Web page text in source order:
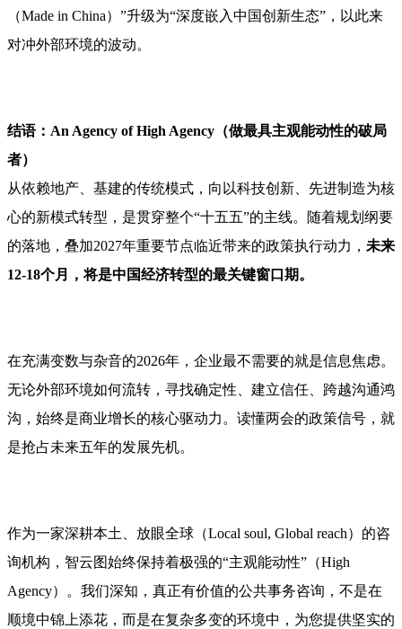
（Made in China）”升级为“深度嵌入中国创新生态”，以此来
对冲外部环境的波动。
结语：An Agency of High Agency（做最具主观能动性的破局
者）
从依赖地产、基建的传统模式，向以科技创新、先进制造为核
心的新模式转型，是贯穿整个“十五五”的主线。随着规划纲要
的落地，叠加2027年重要节点临近带来的政策执行动力， 未来
12-18个月，将是中国经济转型的最关键窗口期。
在充满变数与杂音的2026年，企业最不需要的就是信息焦虑。
无论外部环境如何流转，寻找确定性、建立信任、跨越沟通鸿
沟，始终是商业增长的核心驱动力。读懂两会的政策信号，就
是抢占未来五年的发展先机。
作为一家深耕本土、放眼全球（Local soul, Global reach）的咨
询机构，智云图始终保持着极强的“主观能动性”（High
Agency）。我们深知，真正有价值的公共事务咨询，不是在
顺境中锦上添花，而是在复杂多变的环境中，为您提供坚实的